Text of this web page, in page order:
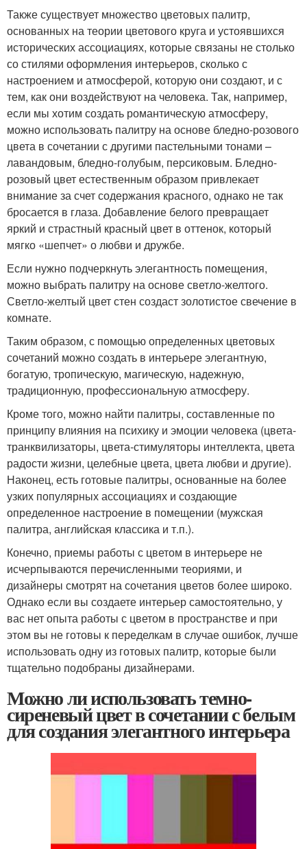
Также существует множество цветовых палитр,
основанных на теории цветового круга и устоявшихся
исторических ассоциациях, которые связаны не столько
со стилями оформления интерьеров, сколько с
настроением и атмосферой, которую они создают, и с
тем, как они воздействуют на человека. Так, например,
если мы хотим создать романтическую атмосферу,
можно использовать палитру на основе бледно-розового
цвета в сочетании с другими пастельными тонами –
лавандовым, бледно-голубым, персиковым. Бледно-
розовый цвет естественным образом привлекает
внимание за счет содержания красного, однако не так
бросается в глаза. Добавление белого превращает
яркий и страстный красный цвет в оттенок, который
мягко «шепчет» о любви и дружбе.
Если нужно подчеркнуть элегантность помещения,
можно выбрать палитру на основе светло-желтого.
Светло-желтый цвет стен создаст золотистое свечение в
комнате.
Таким образом, с помощью определенных цветовых
сочетаний можно создать в интерьере элегантную,
богатую, тропическую, магическую, надежную,
традиционную, профессиональную атмосферу.
Кроме того, можно найти палитры, составленные по
принципу влияния на психику и эмоции человека (цвета-
транквилизаторы, цвета-стимуляторы интеллекта, цвета
радости жизни, целебные цвета, цвета любви и другие).
Наконец, есть готовые палитры, основанные на более
узких популярных ассоциациях и создающие
определенное настроение в помещении (мужская
палитра, английская классика и т.п.).
Конечно, приемы работы с цветом в интерьере не
исчерпываются перечисленными теориями, и
дизайнеры смотрят на сочетания цветов более широко.
Однако если вы создаете интерьер самостоятельно, у
вас нет опыта работы с цветом в пространстве и при
этом вы не готовы к переделкам в случае ошибок, лучше
использовать одну из готовых палитр, которые были
тщательно подобраны дизайнерами.
Можно ли использовать темно-
сиреневый цвет в сочетании с белым
для создания элегантного интерьера